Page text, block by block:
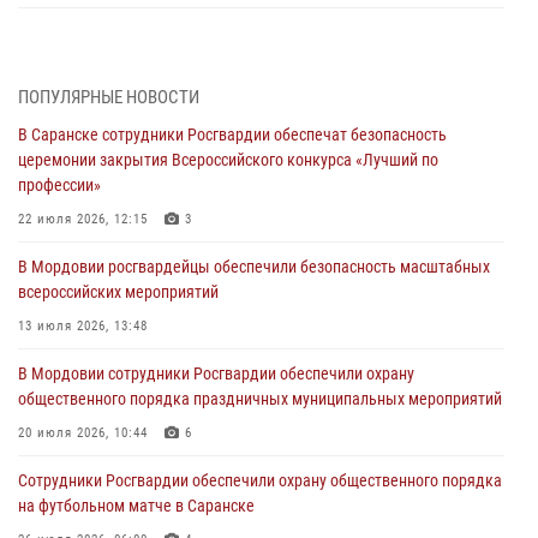
06 августа 2026, 07:03
В Саранске по обращению жителей правоохранители отреагировали
незамедлительно
05 августа 2026, 15:04
подозреваемого в причинении телесных повреждений супруге
05 августа 2026, 12:34
проведения масштабного праздника в Темникове
05 августа 2026, 09:04 4
разрешительной работы передал очередную партию вооружения в
зону СВО
ПОПУЛЯРНЫЕ НОВОСТИ
В Саранске сотрудники Росгвардии обеспечат безопасность
церемонии закрытия Всероссийского конкурса «Лучший по
профессии»
22 июля 2026, 12:15 3
В Мордовии росгвардейцы обеспечили безопасность масштабных
всероссийских мероприятий
13 июля 2026, 13:48
В Мордовии сотрудники Росгвардии обеспечили охрану
общественного порядка праздничных муниципальных мероприятий
20 июля 2026, 10:44 6
Сотрудники Росгвардии обеспечили охрану общественного порядка
на футбольном матче в Саранске